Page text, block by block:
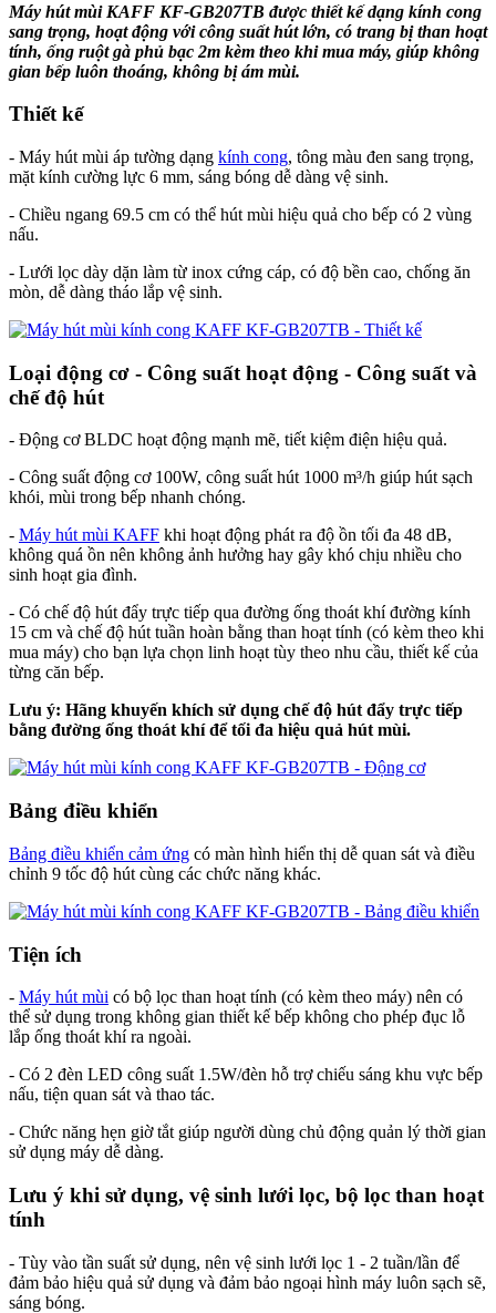
Máy hút mùi KAFF KF-GB207TB được thiết kế dạng kính cong
sang trọng, hoạt động với công suất hút lớn, có trang bị than hoạt
tính, ống ruột gà phủ bạc 2m kèm theo khi mua máy, giúp không
gian bếp luôn thoáng, không bị ám mùi.
Thiết kế
- Máy hút mùi áp tường dạng kính cong, tông màu đen sang trọng,
mặt kính cường lực 6 mm, sáng bóng dễ dàng vệ sinh.
- Chiều ngang 69.5 cm có thể hút mùi hiệu quả cho bếp có 2 vùng
nấu.
- Lưới lọc dày dặn làm từ inox cứng cáp, có độ bền cao, chống ăn
mòn, dễ dàng tháo lắp vệ sinh.
Loại động cơ - Công suất hoạt động - Công suất và
chế độ hút
- Động cơ BLDC hoạt động mạnh mẽ, tiết kiệm điện hiệu quả.
- Công suất động cơ 100W, công suất hút 1000 m³/h giúp hút sạch
khói, mùi trong bếp nhanh chóng.
- Máy hút mùi KAFF khi hoạt động phát ra độ ồn tối đa 48 dB,
không quá ồn nên không ảnh hưởng hay gây khó chịu nhiều cho
sinh hoạt gia đình.
- Có chế độ hút đẩy trực tiếp qua đường ống thoát khí đường kính
15 cm và chế độ hút tuần hoàn bằng than hoạt tính (có kèm theo khi
mua máy) cho bạn lựa chọn linh hoạt tùy theo nhu cầu, thiết kế của
từng căn bếp.
Lưu ý: Hãng khuyến khích sử dụng chế độ hút đẩy trực tiếp
bằng đường ống thoát khí để tối đa hiệu quả hút mùi.
Bảng điều khiển
Bảng điều khiển cảm ứng có màn hình hiển thị dễ quan sát và điều
chỉnh 9 tốc độ hút cùng các chức năng khác.
Tiện ích
- Máy hút mùi có bộ lọc than hoạt tính (có kèm theo máy) nên có
thể sử dụng trong không gian thiết kế bếp không cho phép đục lỗ
lắp ống thoát khí ra ngoài.
- Có 2 đèn LED công suất 1.5W/đèn hỗ trợ chiếu sáng khu vực bếp
nấu, tiện quan sát và thao tác.
- Chức năng hẹn giờ tắt giúp người dùng chủ động quản lý thời gian
sử dụng máy dễ dàng.
Lưu ý khi sử dụng, vệ sinh lưới lọc, bộ lọc than hoạt
tính
- Tùy vào tần suất sử dụng, nên vệ sinh lưới lọc 1 - 2 tuần/lần để
đảm bảo hiệu quả sử dụng và đảm bảo ngoại hình máy luôn sạch sẽ,
sáng bóng.